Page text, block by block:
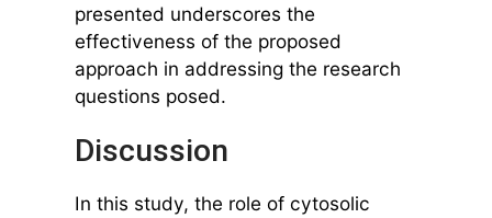
presented underscores the
effectiveness of the proposed
approach in addressing the research
questions posed.
Discussion
In this study, the role of cytosolic